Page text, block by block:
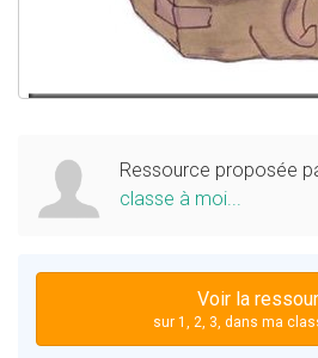
Voir la
sur 1, 2, 3, dans ma
Ressource proposée
classe à moi...